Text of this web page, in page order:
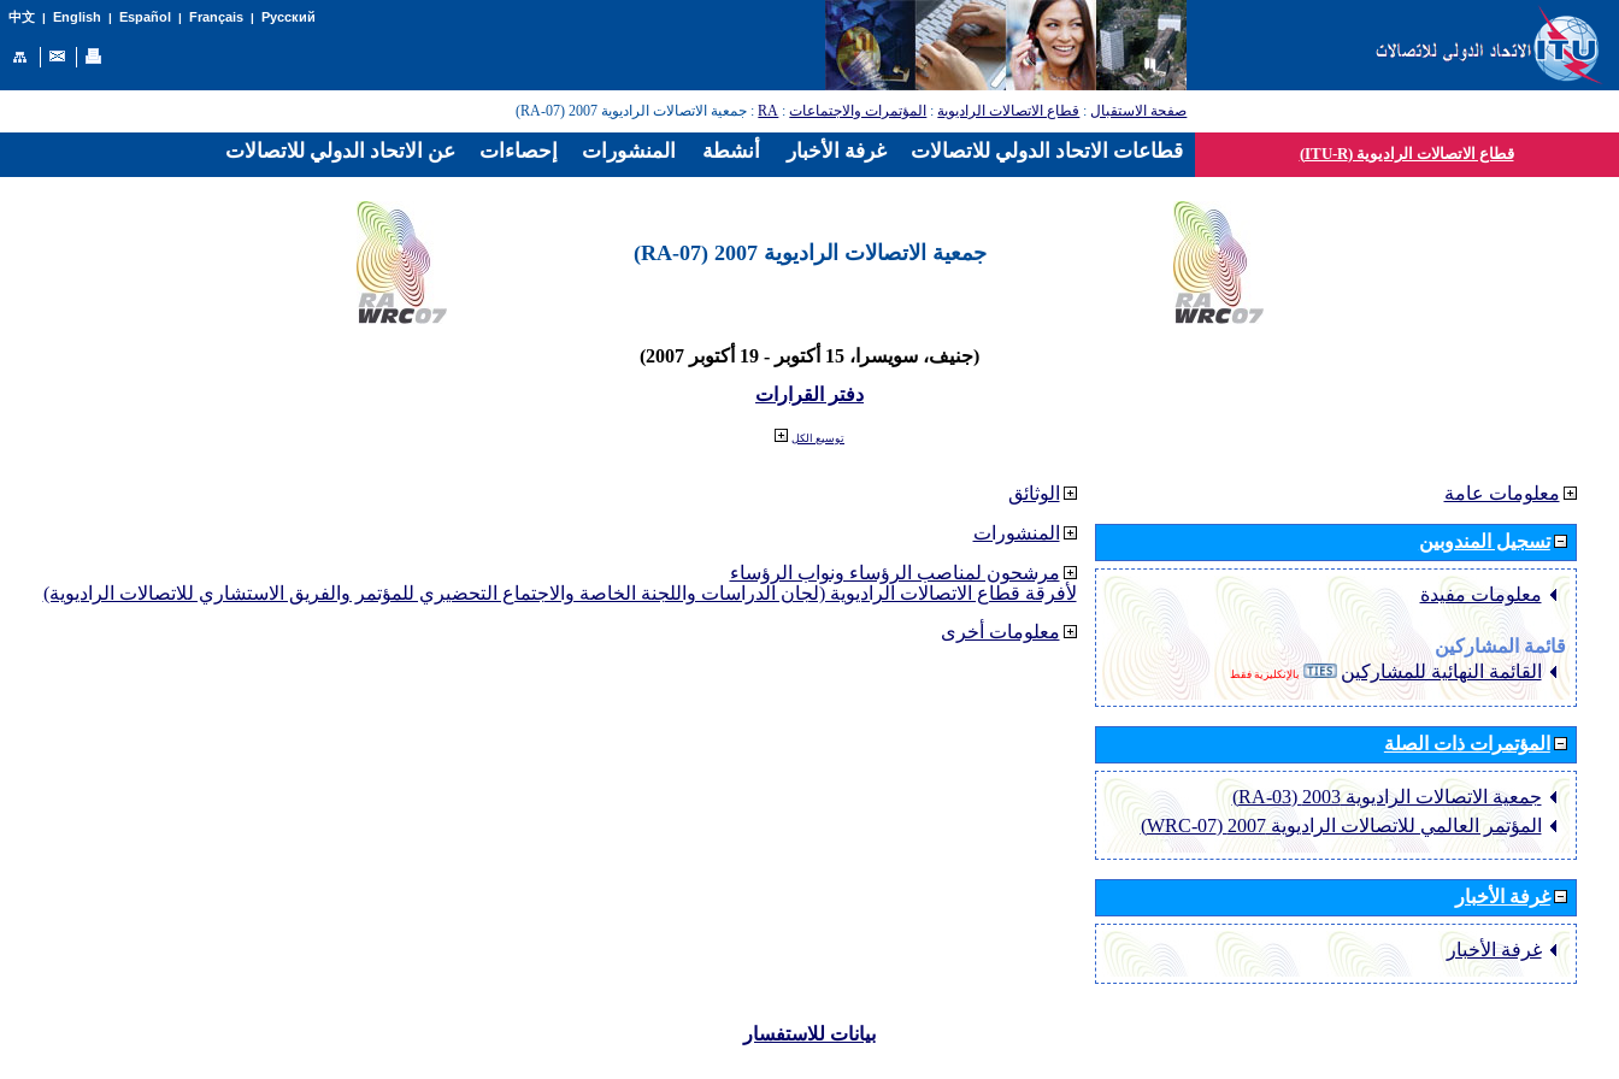
中文| English | Español | Français| Русский
صفحة الاستقبال: قطاع الاتصالات الراديوية: المؤتمرات والاجتماعات:
RA: جمعية الاتصالات الراديوية 2007 (RA-07)
قطاع الاتصالات الراديوية (ITU-R)
جمعية الاتصالات الراديوية 2007 (RA-07)
(جنيف، سويسرا، 15 أكتوبر - 19 أكتوبر 2007)
دفتر القرارات
توسيع الكل
الوثائق
المنشورات
مرشحون لمناصب الرؤساء ونواب الرؤساء
لأفرقة قطاع الاتصالات الراديوية (لجان الدراسات واللجنة الخاصة والاجتماع التحضيري للمؤتمر والفريق الاستشاري للاتصالات الراديوية)
معلومات أخرى
معلومات عامة
تسجيل المندوبين
معلومات مفيدة
قائمة المشاركين
القائمة النهائية للمشاركين
بالإنكليزية فقط
المؤتمرات ذات الصلة
جمعية الاتصالات الراديوية 2003 (RA-03)
المؤتمر العالمي للاتصالات الراديوية 2007 (WRC-07)
غرفة الأخبار
غرفة الأخبار
بيانات للاستفسار
عن الاتحاد الدولي للاتصالات إحصاءات المنشورات أنشطة غرفة الأخبار قطاعات الاتحاد الدولي للاتصالات